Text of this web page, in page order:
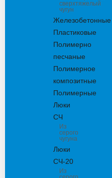
сверхтяжелый
чугун
Железобетонные
Пластиковые
Полимерно
песчаные
Полимерное
композитные
Полимерные
Люки
СЧ
Из
серого
чугуна
Люки
СЧ-20
Из